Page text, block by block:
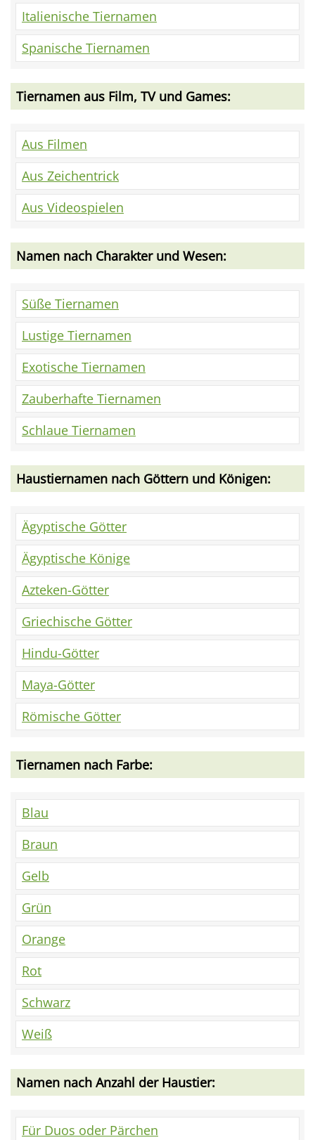
Italienische Tiernamen
Spanische Tiernamen
Tiernamen aus Film, TV und Games:
Aus Filmen
Aus Zeichentrick
Aus Videospielen
Namen nach Charakter und Wesen:
Süße Tiernamen
Lustige Tiernamen
Exotische Tiernamen
Zauberhafte Tiernamen
Schlaue Tiernamen
Haustiernamen nach Göttern und Königen:
Ägyptische Götter
Ägyptische Könige
Azteken-Götter
Griechische Götter
Hindu-Götter
Maya-Götter
Römische Götter
Tiernamen nach Farbe:
Blau
Braun
Gelb
Grün
Orange
Rot
Schwarz
Weiß
Namen nach Anzahl der Haustier:
Für Duos oder Pärchen